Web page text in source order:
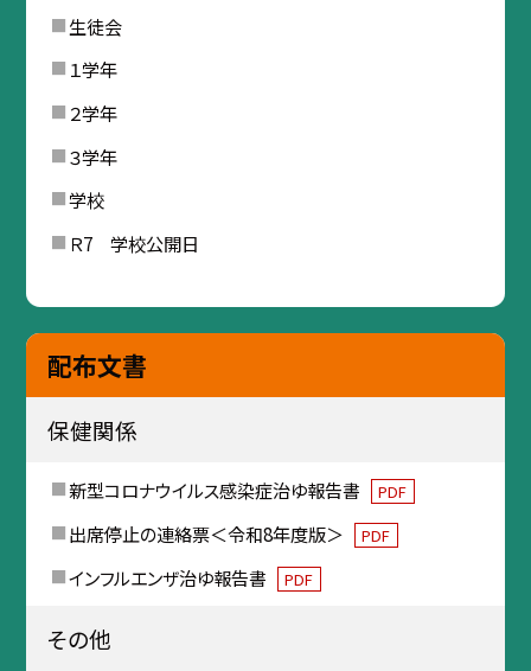
生徒会
１学年
２学年
３学年
学校
Ｒ7 学校公開日
配布文書
保健関係
新型コロナウイルス感染症治ゆ報告書 PDF
出席停止の連絡票＜令和8年度版＞ PDF
インフルエンザ治ゆ報告書 PDF
その他